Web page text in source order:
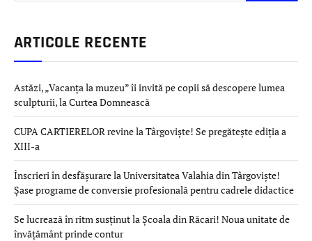
ARTICOLE RECENTE
Astăzi, „Vacanța la muzeu” îi invită pe copii să descopere lumea
sculpturii, la Curtea Domnească
CUPA CARTIERELOR revine la Târgoviște! Se pregătește ediția a
XIII-a
Înscrieri în desfășurare la Universitatea Valahia din Târgoviște!
Șase programe de conversie profesională pentru cadrele didactice
Se lucrează în ritm susținut la Școala din Răcari! Noua unitate de
învățământ prinde contur